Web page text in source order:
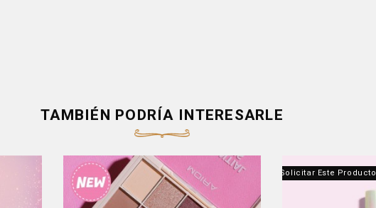
TAMBIÉN PODRÍA INTERESARLE
Producto Fuera De Stock - Contáctanos Para Solicitar Este Producto